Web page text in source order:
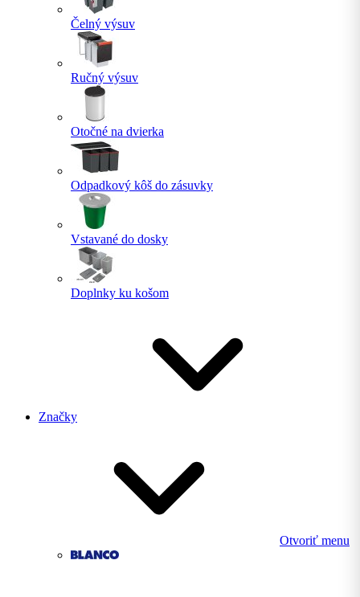
Čelný výsuv
Ručný výsuv
Otočné na dvierka
Odpadkový kôš do zásuvky
Vstavané do dosky
Doplnky ku košom
Značky
Otvoriť menu